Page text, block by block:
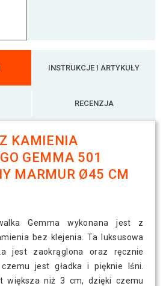
INSTRUKCJE I ARTYKUŁY
RECENZJA
KAMIENIA
GEMMA 501
MARMUR Ø45 CM
Gemma wykonana jest z
bez klejenia. Ta luksusowa
jest zaokrąglona oraz ręcznie
jest gładka i pięknie lśni.
większa niż 3 cm, dzięki czemu